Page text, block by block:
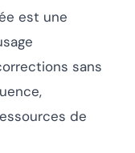
est une
sans
de